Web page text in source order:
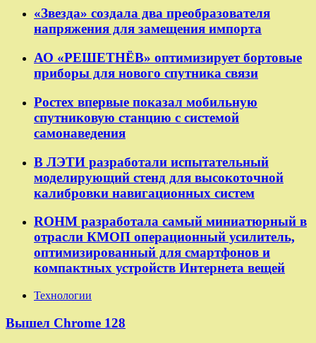
«Звезда» создала два преобразователя
напряжения для замещения импорта
АО «РЕШЕТНЁВ» оптимизирует бортовые
приборы для нового спутника связи
Ростех впервые показал мобильную
спутниковую станцию с системой
самонаведения
В ЛЭТИ разработали испытательный
моделирующий стенд для высокоточной
калибровки навигационных систем
ROHM разработала самый миниатюрный в
отрасли КМОП операционный усилитель,
оптимизированный для смартфонов и
компактных устройств Интернета вещей
Технологии
Вышел Chrome 128